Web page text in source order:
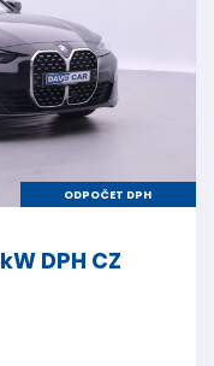
ODPOČET DPH
DPH CZ